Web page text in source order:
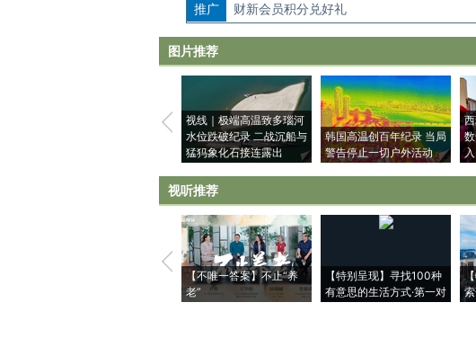
如需刊登转载请点击右侧按钮，提交相关信息。经确认即
推广 财新会员积分兑好礼
图片推荐
视线｜极端高温致多瑙河
水位跌破纪录 二战沉船与
猛犸象化石接连露出
韩国高温创百年纪录 当局
警告停止一切户外活动
入
视听推荐
【不唯一答案】不止“养
老”
【特别呈现】寻找100种
有意思的生活方式·第一对